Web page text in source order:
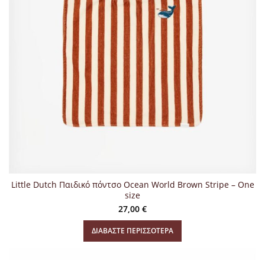
Little Dutch Παιδικό πόντσο Ocean World Brown Stripe – One
size
27,00 €
ΔΙΑΒΆΣΤΕ ΠΕΡΙΣΣΌΤΕΡΑ